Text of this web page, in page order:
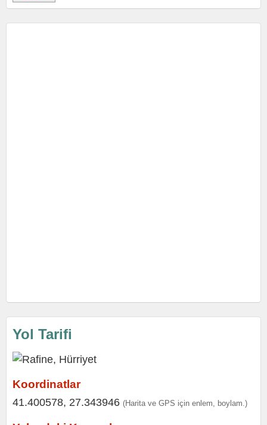
Yol Tarifi
Koordinatlar
41.400578, 27.343946 (Harita ve GPS için enlem, boylam.)